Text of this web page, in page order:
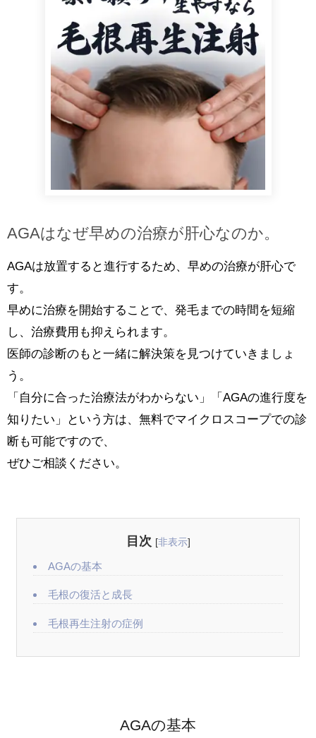
AGAはなぜ早めの治療が肝心なのか。
AGAは放置すると進行するため、早めの治療が肝心で
す。
早めに治療を開始することで、発毛までの時間を短縮
し、治療費用も抑えられます。
医師の診断のもと一緒に解決策を見つけていきましょ
う。
「自分に合った治療法がわからない」「AGAの進行度を
知りたい」という方は、無料でマイクロスコープでの診
断も可能ですので、
ぜひご相談ください。
目次 [非表示]
AGAの基本
毛根の復活と成長
毛根再生注射の症例
AGAの基本